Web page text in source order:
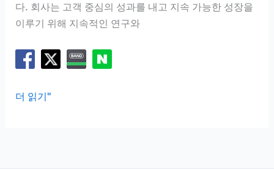
다. 회사는 고객 중심의 성과를 내고 지속 가능한 성장을
이루기 위해 지속적인 연구와
엠
더 읽기"